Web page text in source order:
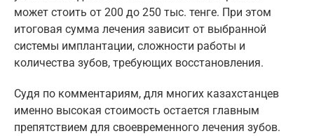
может стоить от 200 до 250 тыс. тенге. При этом
итоговая сумма лечения зависит от выбранной
системы имплантации, сложности работы и
количества зубов, требующих восстановления.
Судя по комментариям, для многих казахстанцев
именно высокая стоимость остается главным
препятствием для своевременного лечения зубов.